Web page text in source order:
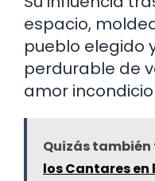
espacio,
pueblo elegido
perdurable de
amor
Quizás también
los Cantares